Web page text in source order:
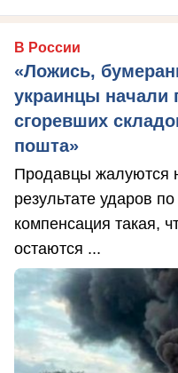
В России
«Ложись,
украинцы начали
сгоревших
пошта»
Продавцы жалуются
результате ударов
компенсация такая,
остаются ...